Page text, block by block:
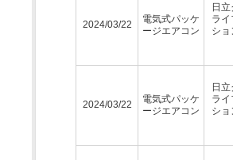
2024/03/22
電気式パッケ
ージエアコン
日
ライ
シ
2024/03/22
電気式パッケ
ージエアコン
日
ライ
シ